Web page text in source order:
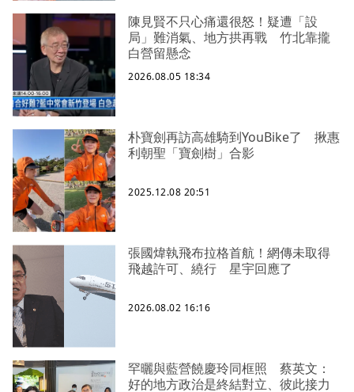
陳見賢不只心痛還很怒！疑遭「設
局」難消氣、地方拱再戰 竹北靠攏
白營留懸念
2026.08.05 18:34
朴寶劍再訪高雄騎到YouBike了 揪惠
利朝聖「寶劍樹」合影
2025.12.08 20:51
張國煒執飛布拉格首航！網傳未取得
飛越許可、繞行 星宇回應了
2026.08.02 16:16
罕曬與藍營饒慶玲同框照 蔡英文：
好的地方政治是終結對立、彼此接力